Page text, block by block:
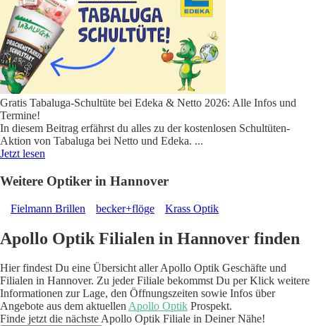
Gratis Tabaluga-Schultüte bei Edeka & Netto 2026: Alle Infos und
Termine!
In diesem Beitrag erfährst du alles zu der kostenlosen Schultüten-
Aktion von Tabaluga bei Netto und Edeka. ...
Jetzt lesen
Weitere Optiker in Hannover
Fielmann Brillen becker+flöge Krass Optik
Apollo Optik Filialen in Hannover finden
Hier findest Du eine Übersicht aller Apollo Optik Geschäfte und
Filialen in Hannover. Zu jeder Filiale bekommst Du per Klick weitere
Informationen zur Lage, den Öffnungszeiten sowie Infos über
Angebote aus dem aktuellenApollo Optik Prospekt.
Finde jetzt die nächste Apollo Optik Filiale in Deiner Nähe!